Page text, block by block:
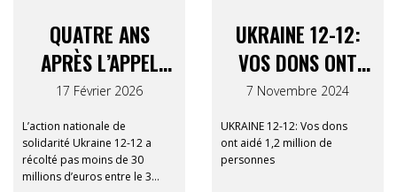
QUATRE ANS
APRÈS L’APPEL
UKRAINE 12-12 :
CE QUE VOTRE
SOUTIEN A RENDU
POSSIBLE
17 Février 2026
L’action nationale de
solidarité Ukraine 12-12 a
récolté pas moins de 30
millions d’euros entre le 3
UKRAINE 12-12:
VOS DONS ONT
AIDÉ 1,2 MILLION
DE PERSONNES
7 Novembre 2024
UKRAINE 12-12: Vos dons
ont aidé 1,2 million de
personnes